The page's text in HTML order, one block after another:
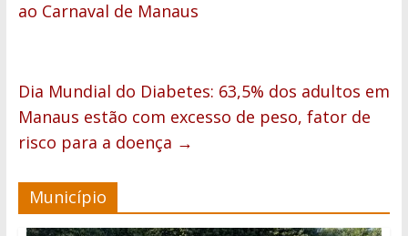
ao Carnaval de Manaus
Dia Mundial do Diabetes: 63,5% dos adultos em
Manaus estão com excesso de peso, fator de
risco para a doença →
Município